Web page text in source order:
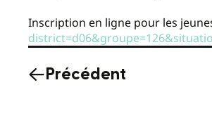
Inscription en ligne pour les
Précédent